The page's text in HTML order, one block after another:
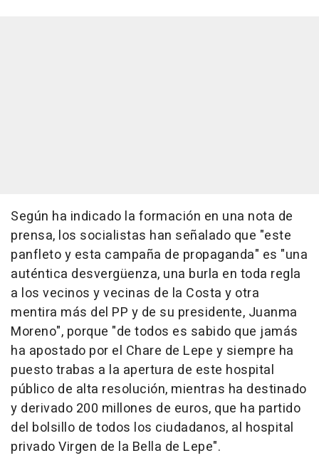
Según ha indicado la formación en una nota de
prensa, los socialistas han señalado que "este
panfleto y esta campaña de propaganda" es "una
auténtica desvergüenza, una burla en toda regla
a los vecinos y vecinas de la Costa y otra
mentira más del PP y de su presidente, Juanma
Moreno", porque "de todos es sabido que jamás
ha apostado por el Chare de Lepe y siempre ha
puesto trabas a la apertura de este hospital
público de alta resolución, mientras ha destinado
y derivado 200 millones de euros, que ha partido
del bolsillo de todos los ciudadanos, al hospital
privado Virgen de la Bella de Lepe".